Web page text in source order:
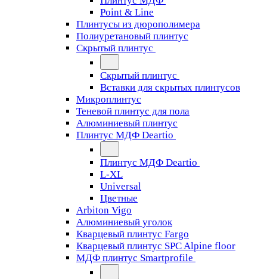
Point & Line
Плинтусы из дюрополимера
Полиуретановый плинтус
Скрытый плинтус
Скрытый плинтус
Вставки для скрытых плинтусов
Микроплинтус
Теневой плинтус для пола
Алюминиевый плинтус
Плинтус МДФ Deartio
Плинтус МДФ Deartio
L-XL
Universal
Цветные
Arbiton Vigo
Алюминиевый уголок
Кварцевый плинтус Fargo
Кварцевый плинтус SPC Alpine floor
МДФ плинтус Smartprofile